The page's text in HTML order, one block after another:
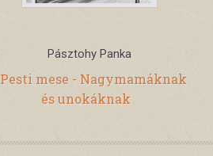
Pásztohy Panka
Pesti mese - Nagymamáknak
és unokáknak